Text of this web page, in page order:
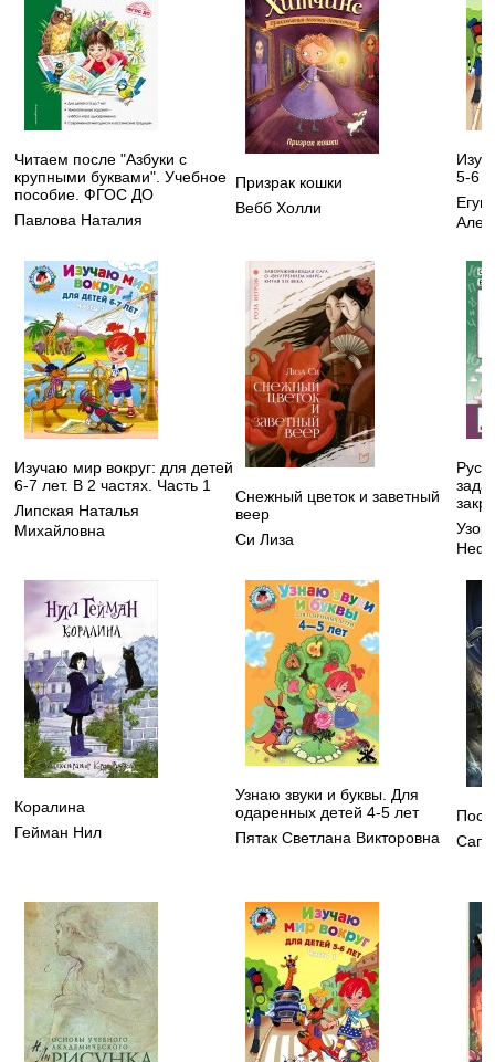
Читаем после "Азбуки с
крупными буквами". Учебное
пособие. ФГОС ДО
Павлова Наталия
Призрак кошки
Вебб Холли
5-6
Изучаю мир вокруг: для детей
6-7 лет. В 2 частях. Часть 1
Липская Наталья
Михайловна
Снежный цветок и заветный
веер
Си Лиза
Коралина
Гейман Нил
Узнаю звуки и буквы. Для
одаренных детей 4-5 лет
Пятак Светлана Викторовна